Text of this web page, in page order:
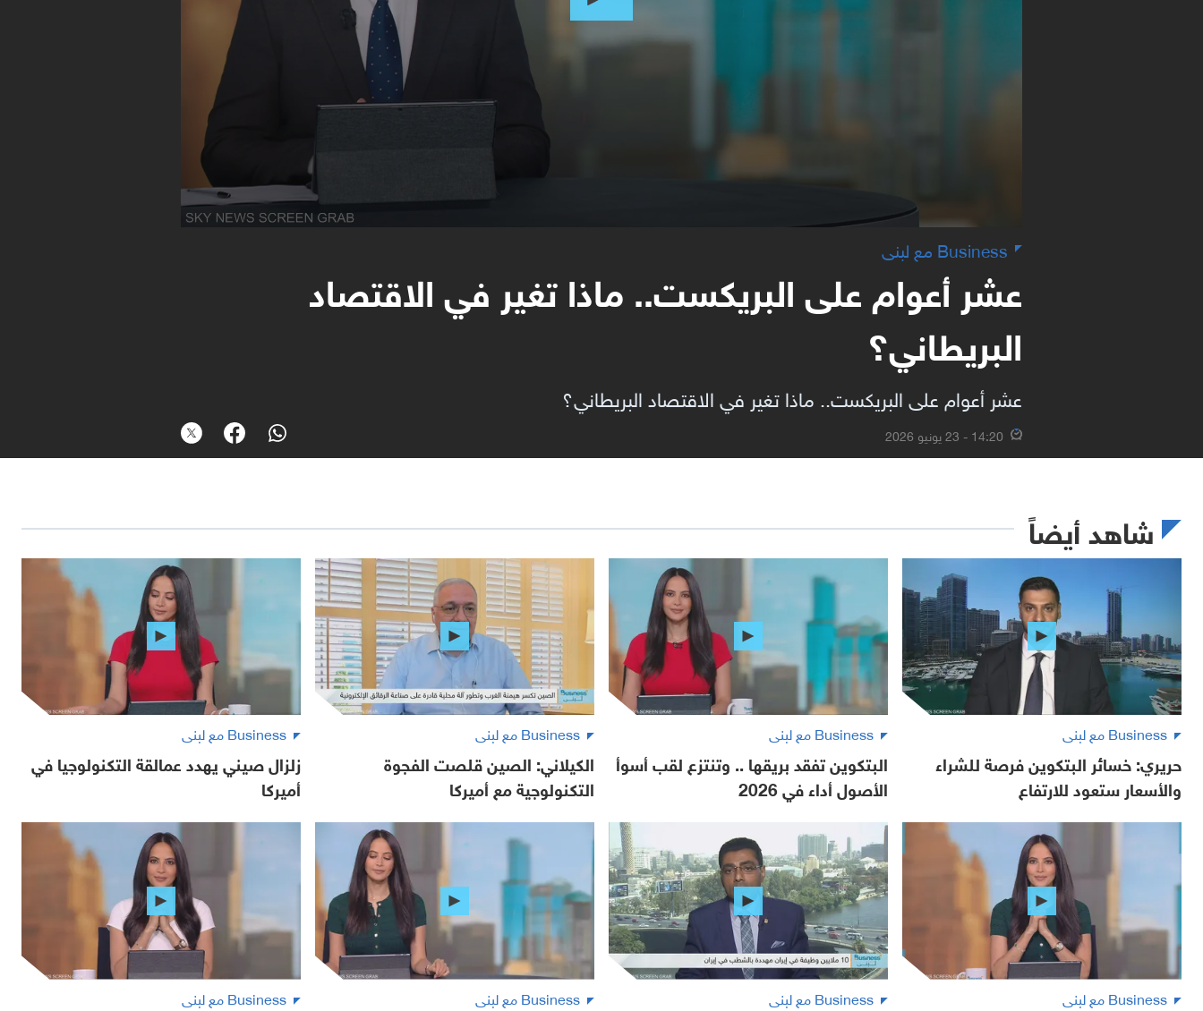
Business مع لبنى
عشر أعوام على البريكست.. ماذا تغير في الاقتصاد
البريطاني؟
عشر أعوام على البريكست.. ماذا تغير في الاقتصاد البريطاني؟
14:20 - 23 يونيو 2026
شاهد أيضاً
Business مع لبنى
حريري: خسائر البتكوين فرصة للشراء
والأسعار ستعود للارتفاع
Business مع لبنى
البتكوين تفقد بريقها .. وتنتزع لقب أسوأ
الأصول أداء في 2026
Business مع لبنى
الكيلاني: الصين قلصت الفجوة
التكنولوجية مع أميركا
Business مع لبنى
زلزال صيني يهدد عمالقة التكنولوجيا في
أميركا
Business مع لبنى Business مع لبنى Business مع لبنى Business مع لبنى